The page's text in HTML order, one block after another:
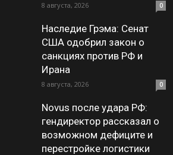
8 августа, 2026 0
Наследие Грэма: Сенат
США одобрил закон о
санкциях против РФ и
Ирана
8 августа, 2026 0
Novus после удара РФ:
гендиректор рассказал о
возможном дефиците и
перестройке логистики